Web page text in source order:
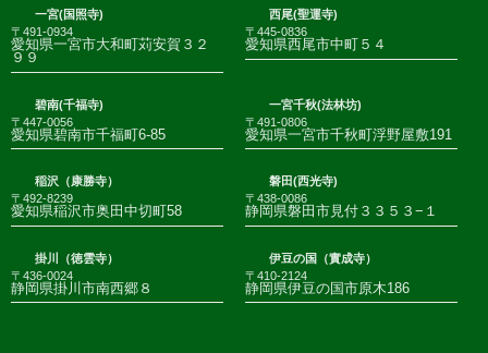
一宮(国照寺)
〒491-0934
愛知県一宮市大和町苅安賀３２
９９
西尾(聖運寺)
〒445-0836
愛知県西尾市中町５４
碧南(千福寺)
〒447-0056
愛知県碧南市千福町6-85
一宮千秋(法林坊)
〒491-0806
愛知県一宮市千秋町浮野屋敷191
稲沢（康勝寺）
〒492-8239
愛知県稲沢市奥田中切町58
磐田(西光寺)
〒438-0086
静岡県磐田市見付３３５３−１
掛川（徳雲寺）
〒436-0024
静岡県掛川市南西郷８
伊豆の国（實成寺）
〒410-2124
静岡県伊豆の国市原木186